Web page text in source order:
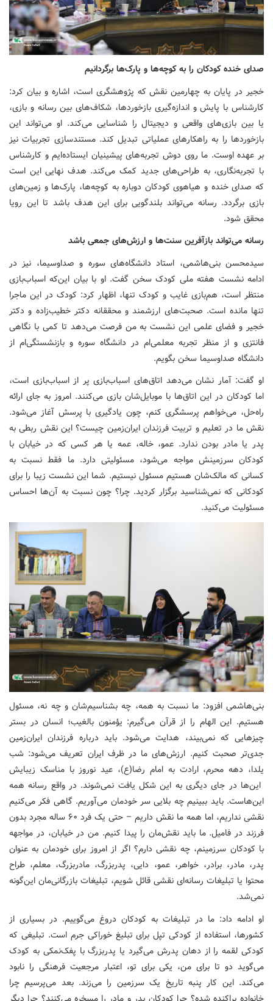
صدای خنده کودکان را به کوچه‌ها و پارک‌ها برگردانیم
خجیر در پایان به چهارمین نقش که پژوهشگری است، اشاره و بیان کرد:
کارشناس با پایش و اندازه‌گیری بازخوردها، شکاف‌های بین رسانه و بازی،
یا بین بازی‌های واقعی و دیجیتال را شناسایی می‌کند. او می‌تواند این
بازخوردها را به راهکارهای عملیاتی تبدیل کند. مستندسازی تجربیات نیز
بر عهده اوست. ما روی دوش تجربه‌های پیشینیان ایستاده‌ایم و کارشناس
با تجربه‌نگاری، به طراحی‌های جدید کمک می‌کند. هدف نهایی این است
که صدای خنده و هیاهوی کودکان دوباره به کوچه‌ها، پارک‌ها و زمین‌های
بازی برگردد. رسانه می‌تواند بلندگویی برای این هدف باشد تا این رویا
محقق شود.
رسانه می‌تواند بازآفرین سنت‌ها و ارزش‌های جمعی باشد
سیدمحسن بنی‌هاشمی، استاد دانشگاه‌های سوره و صداوسیما، نیز در
ادامه نشست هفته ملی کودک سخن گفت. او با بیان این‌که اسباب‌بازی
منتظر است، هم‌بازی غایب و کودک تنها، اظهار کرد: کودک در این ماجرا
تنها مانده است. صحبت‌های ارزشمند و محققانه دکتر خطیب‌زاده و دکتر
خجیر و فضای علمی این نشست به من فرصت می‌دهد تا کمی با نگاهی
فانتزی و از منظر تجربه معلمی‌ام در دانشگاه سوره و بازنشستگی‌ام از
دانشگاه صداوسیما سخن بگویم.
او گفت: آمار نشان می‌دهد اتاق‌های اسباب‌بازی پر از اسباب‌بازی است،
اما کودکان در این اتاق‌ها با موبایل‌شان بازی می‌کنند. امروز به جای ارائه
راه‌حل، می‌خواهم پرسشگری کنم، چون یادگیری با پرسش آغاز می‌شود.
نقش ما در تعلیم و تربیت فرزندان ایران‌زمین چیست؟ این نقش ربطی به
پدر یا مادر بودن ندارد. عمو، خاله، عمه یا هر کسی که در خیابان با
کودکان سرزمینش مواجه می‌شود، مسئولیتی دارد. ما فقط نسبت به
کسانی که مالک‌شان هستیم مسئول نیستیم. شما این نشست زیبا را برای
کودکانی که نمی‌شناسید برگزار کردید. چرا؟ چون نسبت به آن‌ها احساس
مسئولیت می‌کنید.
بنی‌هاشمی افزود: ما نسبت به همه، چه بشناسیم‌شان و چه نه، مسئول
هستیم. این الهام را از قرآن می‌گیرم: یؤمنون بالغیب؛ انسان در بستر
چیزهایی که نمی‌بیند، هدایت می‌شود. باید درباره فرزندان ایران‌زمین
جدی‌تر صحبت کنیم. ارزش‌های ما در ظرف ایران تعریف می‌شود: شب
یلدا، دهه محرم، ارادت به امام رضا(ع)، عید نوروز با مناسک زیبایش
این‌ها در جای دیگری به این شکل یافت نمی‌شوند. در واقع رسانه همه
این‌هاست. باید ببینیم چه بلایی سر خودمان می‌آوریم. گاهی فکر می‌کنیم
نقشی نداریم، اما همه ما نقش داریم – حتی یک فرد ۶۰ ساله مجرد بدون
فرزند در فامیل. ما باید نقش‌مان را پیدا کنیم. من در خیابان، در مواجهه
با کودکان سرزمینم، چه نقشی دارم؟ اگر از امروز برای خودمان به عنوان
پدر، مادر، برادر، خواهر، عمو، دایی، پدربزرگ، مادربزرگ، معلم، طراح
محتوا یا تبلیغات رسانه‌ای نقشی قائل شویم، تبلیغات بازرگانی‌مان این‌گونه
نمی‌شد.
او ادامه داد: ما در تبلیغات به کودکان دروغ می‌گوییم. در بسیاری از
کشورها، استفاده از کودکی تپل برای تبلیغ خوراکی جرم است. تبلیغی که
کودکی لقمه را از دهان پدرش می‌گیرد یا پدربزرگ با پفک‌نمکی به کودک
می‌گوید دو تا برای من، یکی برای تو، اعتبار مرجعیت فرهنگی را نابود
می‌کند. این کار پنبه تاریخ یک سرزمین را می‌زند. بعد می‌پرسیم چرا